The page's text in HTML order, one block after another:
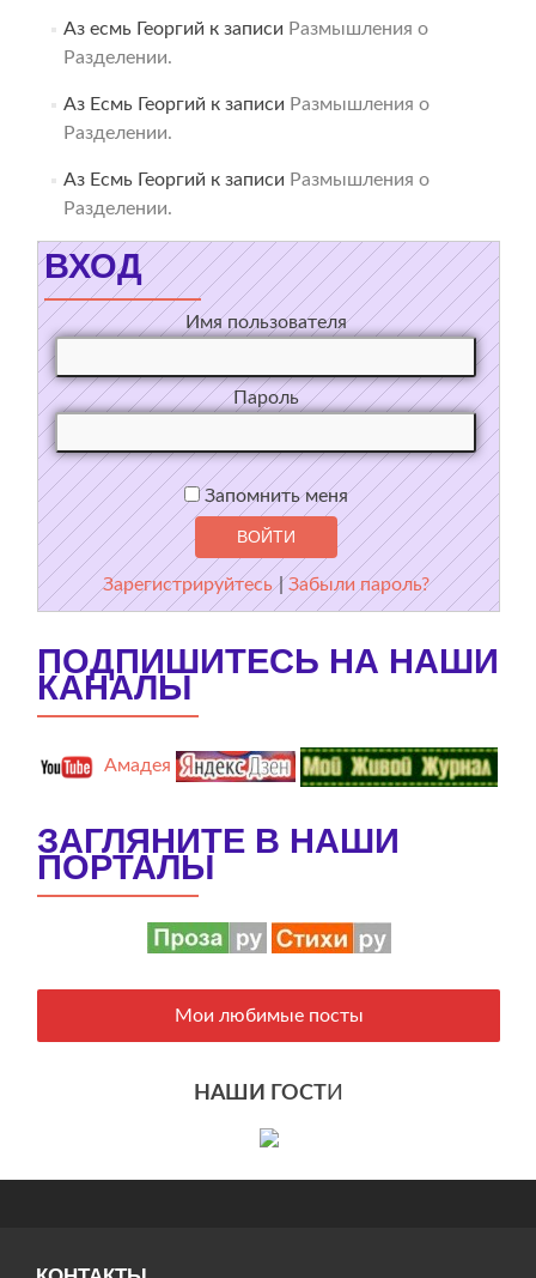
Аз есмь Георгий к записи Размышления о
Разделении.
Аз Есмь Георгий к записи Размышления о
Разделении.
Аз Есмь Георгий к записи Размышления о
Разделении.
ВХОД
Имя пользователя
Пароль
Запомнить меня
Зарегистрируйтесь |Забыли пароль?
ПОДПИШИТЕСЬ НА НАШИ
КАНАЛЫ
Амадея
ЗАГЛЯНИТЕ В НАШИ
ПОРТАЛЫ
Мои любимые посты
НАШИ ГОСТИ